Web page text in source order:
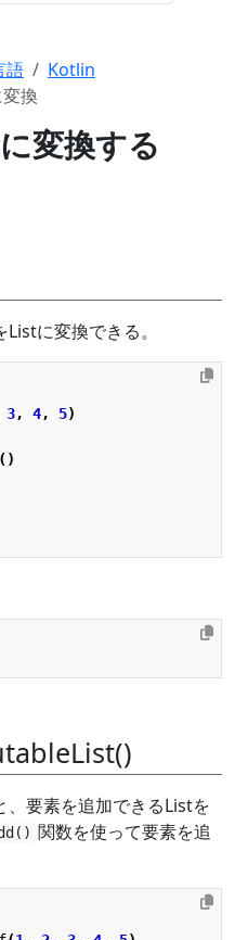
語
Kotlin
換
変換する
に変換できる。
3, 4, 5)
()
、要素を追加できるListを
関数を使って要素を追